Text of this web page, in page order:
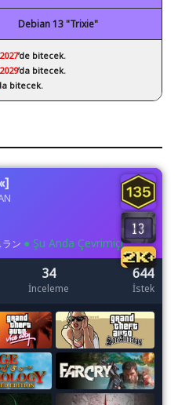
Debian 13 "Trixie"
’de bitecek.
’da bitecek.
bitecek.
ン ● Şu Anda Çevrimiçi
34
İnceleme
644
İstek